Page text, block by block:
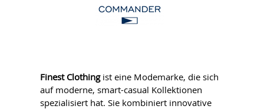
Finest Clothingist eine Modemarke, die sich
auf moderne, smart-casual Kollektionen
spezialisiert hat. Sie kombiniert innovative